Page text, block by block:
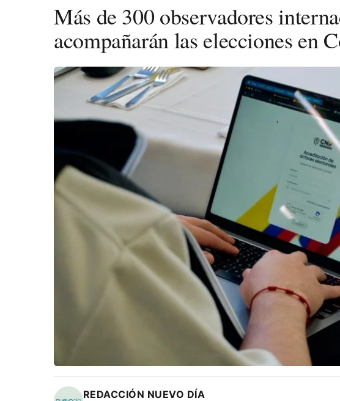
Más de 300 observadores
acompañarán las elecciones en
REDACCIÓN NUEVO DÍA